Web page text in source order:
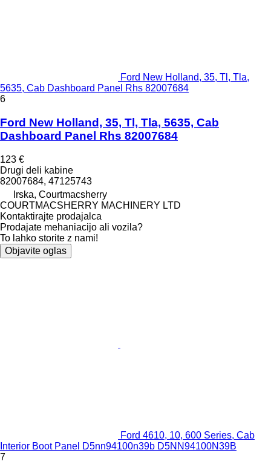
Ford New Holland, 35, Tl, Tla,
5635, Cab Dashboard Panel Rhs 82007684
6
Ford New Holland, 35, Tl, Tla, 5635, Cab
Dashboard Panel Rhs 82007684
123 €
Drugi deli kabine
82007684, 47125743
Irska, Courtmacsherry
COURTMACSHERRY MACHINERY LTD
Kontaktirajte prodajalca
Prodajate mehaniacijo ali vozila?
To lahko storite z nami!
Objavite oglas
Ford 4610, 10, 600 Series, Cab
Interior Boot Panel D5nn94100n39b D5NN94100N39B
7